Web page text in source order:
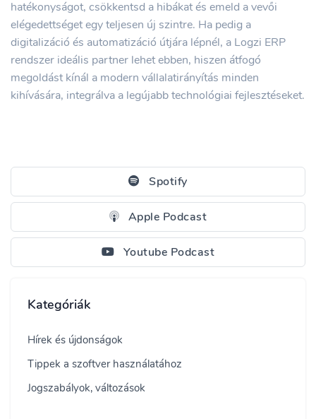
hatékonyságot, csökkentsd a hibákat és emeld a vevői
elégedettséget egy teljesen új szintre. Ha pedig a
digitalizáció és automatizáció útjára lépnél, a Logzi ERP
rendszer ideális partner lehet ebben, hiszen átfogó
megoldást kínál a modern vállalatirányítás minden
kihívására, integrálva a legújabb technológiai fejlesztéseket.
Spotify
Apple Podcast
Youtube Podcast
Kategóriák
Hírek és újdonságok
Tippek a szoftver használatához
Jogszabályok, változások